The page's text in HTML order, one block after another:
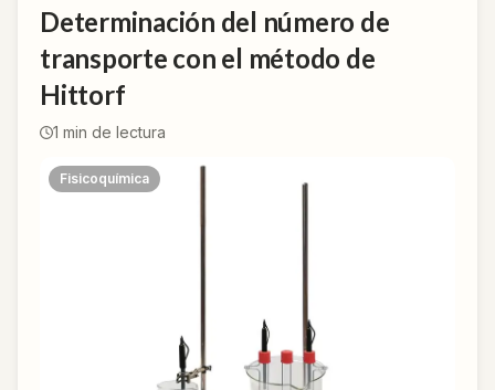
Determinación del número de
transporte con el método de
Hittorf
1 min de lectura
Fisicoquímica